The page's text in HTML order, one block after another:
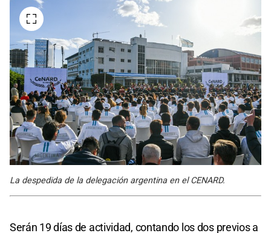
La despedida de la delegación argentina en el CENARD.
Serán 19 días de actividad, contando los dos previos a